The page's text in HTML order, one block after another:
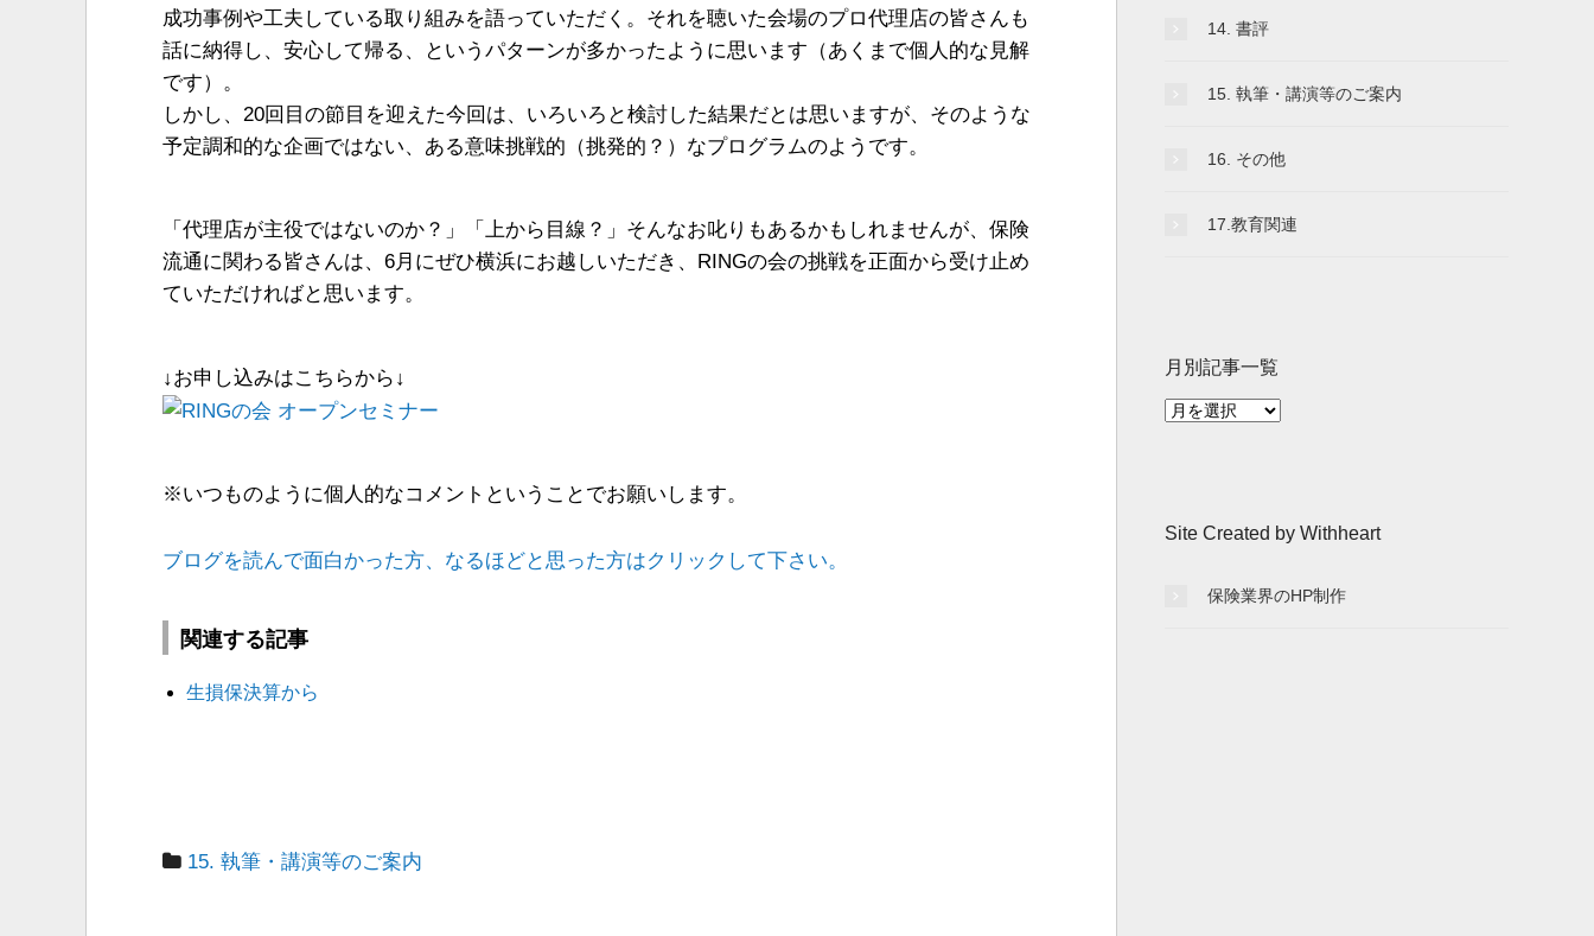
成功事例や工夫している取り組みを語っていただく。それを聴いた会場のプロ代理店の皆さんも
話に納得し、安心して帰る、というパターンが多かったように思います（あくまで個人的な見解
です）。
しかし、20回目の節目を迎えた今回は、いろいろと検討した結果だとは思いますが、そのような
予定調和的な企画ではない、ある意味挑戦的（挑発的？）なプログラムのようです。
「代理店が主役ではないのか？」「上から目線？」そんなお叱りもあるかもしれませんが、保険
流通に関わる皆さんは、6月にぜひ横浜にお越しいただき、RINGの会の挑戦を正面から受け止め
ていただければと思います。
↓お申し込みはこちらから↓
※いつものように個人的なコメントということでお願いします。
ブログを読んで面白かった方、なるほどと思った方はクリックして下さい。
関連する記事
生損保決算から
15. 執筆・講演等のご案内
14. 書評
15. 執筆・講演等のご案内
16. その他
17.教育関連
月別記事一覧
月
覧
Site Created by Withheart
保険業界のHP制作